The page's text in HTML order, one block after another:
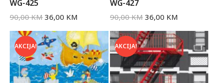
WG-425
90,00KM 36,00 KM
WG-427
90,00KM 36,00 KM
AKCIJA! AKCIJA!